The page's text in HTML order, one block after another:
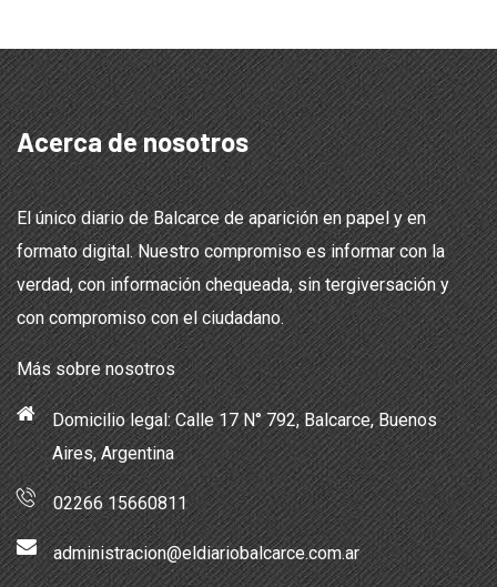
Acerca de nosotros
El único diario de Balcarce de aparición en papel y en
formato digital. Nuestro compromiso es informar con la
verdad, con información chequeada, sin tergiversación y
con compromiso con el ciudadano.
Más sobre nosotros
Domicilio legal: Calle 17 N° 792, Balcarce, Buenos
Aires, Argentina
02266 15660811
administracion@eldiariobalcarce.com.ar